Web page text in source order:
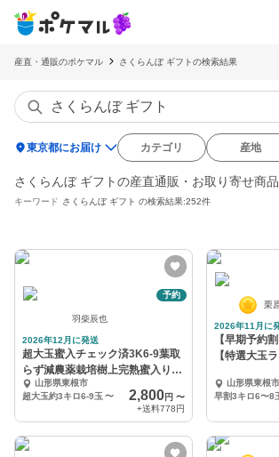
産直・通販のポケマル さくらんぼ ギフトの検索結果
location_on東京都にお届け カテゴリ 産地
さくらんぼ ギフトの産直通販・お取り寄せ商品
キーワード さくらんぼ ギフト の検索結果:252件
予約
羽柴辰也
2026年12月に発送
超大玉蜜入チェック済3K6-9葉取
らず減農薬栽培樹上完熟蜜入りサ
ンふじ ふじ
山形県東根市
超大玉約3キロ6-9玉 〜 2,800円 〜
+送料778円
栗
2026年11月に
【早期予約
【特選大玉
山形県東根市
早割3キロ6〜8